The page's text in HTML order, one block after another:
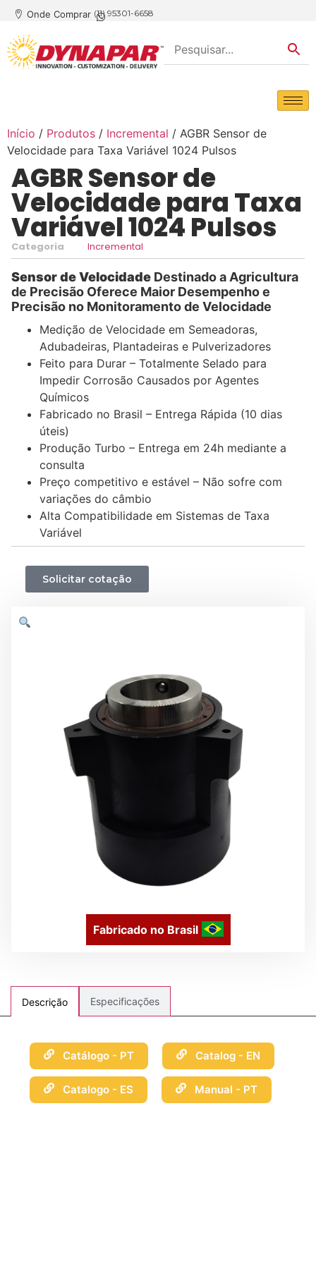
Onde Comprar (11) 95301-6658
Início / Produtos / Incremental / AGBR Sensor de
Velocidade para Taxa Variável 1024 Pulsos
Fabricado no Brasil
AGBR Sensor de
Velocidade para Taxa
Variável 1024 Pulsos
Categoria Incremental
Sensor de Velocidade Destinado a Agricultura
de Precisão Oferece Maior Desempenho e
Precisão no Monitoramento de Velocidade
Medição de Velocidade em Semeadoras,
Adubadeiras, Plantadeiras e Pulverizadores
Feito para Durar – Totalmente Selado para
Impedir Corrosão Causados por Agentes
Químicos
Fabricado no Brasil – Entrega Rápida (10 dias
úteis)
Produção Turbo – Entrega em 24h mediante a
consulta
Preço competitivo e estável – Não sofre com
variações do câmbio
Alta Compatibilidade em Sistemas de Taxa
Variável
Solicitar cotação
Descrição Especificações
Catálogo - PT Catalog - EN
Catalogo - ES Manual - PT